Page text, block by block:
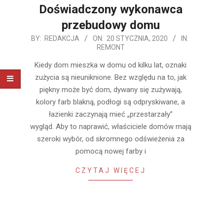
Doświadczony wykonawca
przebudowy domu
2020-
20
BY: REDAKCJA ON: 20 STYCZNIA, 2020
IN:
REMONT
Kiedy dom mieszka w domu od kilku lat, oznaki
zużycia są nieuniknione. Bez względu na to, jak
piękny może być dom, dywany się zużywają,
kolory farb blakną, podłogi są odpryskiwane, a
łazienki zaczynają mieć „przestarzały”
wygląd. Aby to naprawić, właściciele domów mają
szeroki wybór, od skromnego odświeżenia za
pomocą nowej farby i
CZYTAJ WIĘCEJ